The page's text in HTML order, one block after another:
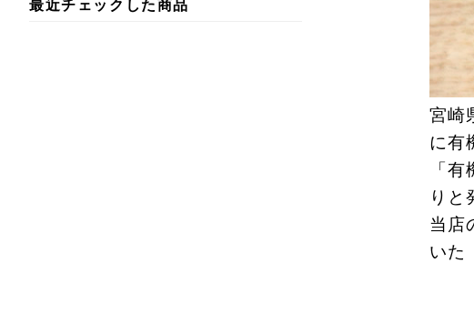
最近チェックした商品
宮崎
に有
「
りと
当店
いた